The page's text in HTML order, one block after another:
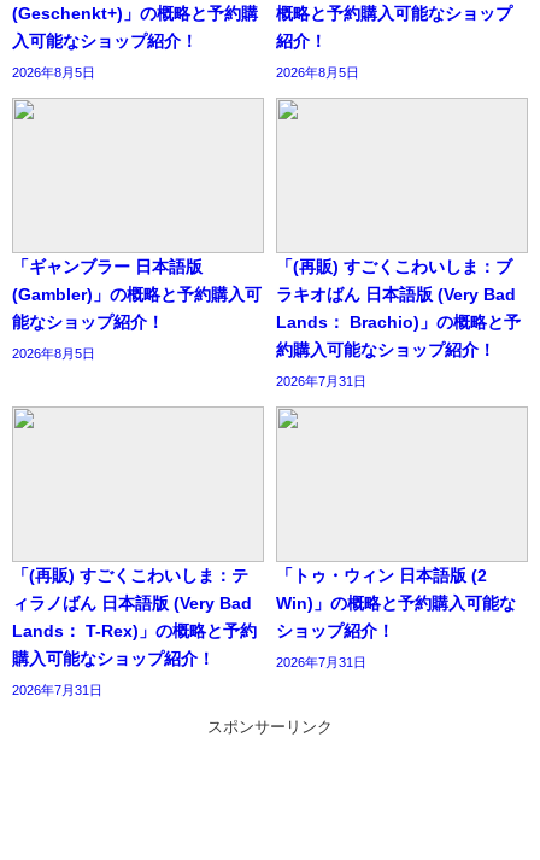
(Geschenkt+)」の概略と予約購
入可能なショップ紹介！
2026年8月5日
概略と予約購入可能なショップ
紹介！
2026年8月5日
「ギャンブラー 日本語版
(Gambler)」の概略と予約購入可
能なショップ紹介！
2026年8月5日
「(再販) すごくこわいしま：ブ
ラキオばん 日本語版 (Very Bad
Lands： Brachio)」の概略と予
約購入可能なショップ紹介！
2026年7月31日
「(再販) すごくこわいしま：テ
ィラノばん 日本語版 (Very Bad
Lands： T-Rex)」の概略と予約
購入可能なショップ紹介！
2026年7月31日
「トゥ・ウィン 日本語版 (2
Win)」の概略と予約購入可能な
ショップ紹介！
2026年7月31日
スポンサーリンク